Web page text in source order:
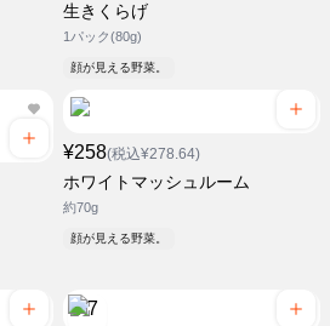
生きくらげ
1パック(80g)
顔が見える野菜。
¥258(税込¥278.64)
ホワイトマッシュルーム
約70g
顔が見える野菜。